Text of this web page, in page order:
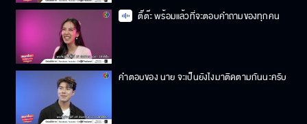
ติ๊ต๊ะ พร้อมแล้วที่จะตอบคำถามของทุกคน
คำตอบของ นาย จะเป็นยังไงมาติดตามกันนะครับ